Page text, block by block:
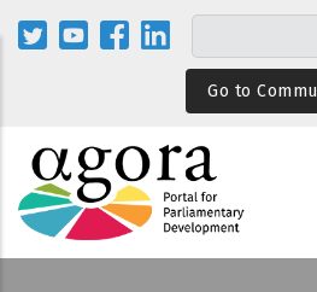
Pasar
Go to